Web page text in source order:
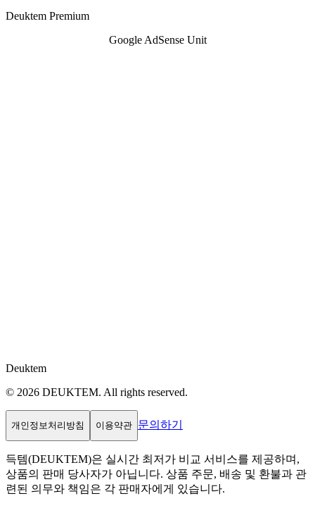
Deuktem Premium
Google AdSense Unit
Deuktem
© 2026 DEUKTEM. All rights reserved.
개인정보처리방침 이용약관 문의하기
득템(DEUKTEM)은 실시간 최저가 비교 서비스를 제공하며,
상품의 판매 당사자가 아닙니다. 상품 주문, 배송 및 환불과 관
련된 의무와 책임은 각 판매자에게 있습니다.